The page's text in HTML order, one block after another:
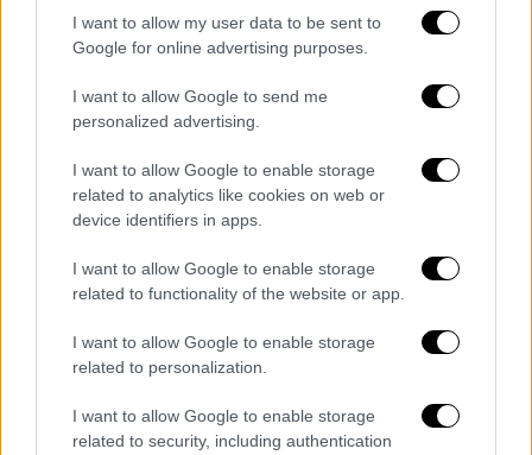
I want to allow my user data to be sent to
Google for online advertising purposes.
I want to allow Google to send me
personalized advertising.
I want to allow Google to enable storage
related to analytics like cookies on web or
device identifiers in apps.
I want to allow Google to enable storage
related to functionality of the website or app.
I want to allow Google to enable storage
related to personalization.
I want to allow Google to enable storage
related to security, including authentication
Σε ξεχωριστή ανακοίνωση, η KitKat ανέφερε
ότι οι εξαφανισμένες μπάρες μπορούν να
εντοπιστούνμέσω ενός μοναδικού κωδικού
παρτίδας.
Οποιος σαρώσει τους κωδικούς παρτίδας
της κλεμμένης σοκολάτας θα λάβει οδηγίες
για το πώς να επικοινωνήσει με την KitKat.
Τα σχολιά σας δημοσιεύονται άμεσα με δική σας ευθύνη. Το
ΕΘΝΟΣ θα παρεμβαίνει και τα προσβλητικά σχόλια θα
διαγράφονται